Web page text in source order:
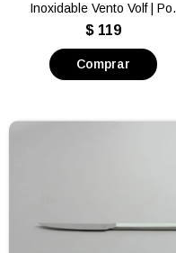
Inoxidable Vento Volf | Por
unidad
$ 119